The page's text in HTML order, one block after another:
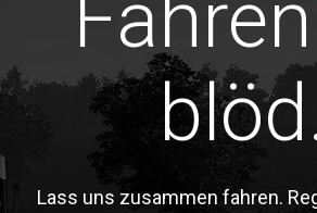
Lass uns zusammen fahren.